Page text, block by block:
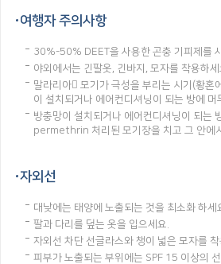
여행자 주의사항
30%-50% DEET을 사용한 곤충 기피제를
야외에서는 긴팔옷, 긴바지, 모자를 착용하세
말라리아 모기가 극성을 부리는 시기(황혼
이 설치되거나 에어컨디셔닝이 되는 방에 머
방충망이 설치되거나 에어컨디셔닝이 되는
permethrin 처리된 모기장을 치고 그 안에
자외선
대낮에는 태양에 노출되는 것을 최소화 하세
팔과 다리를 덮는 옷을 입으세요.
자외선 차단 선글라스와 챙이 넓은 모자를 착
피부가 노출되는 부위에는 SPF 15 이상의